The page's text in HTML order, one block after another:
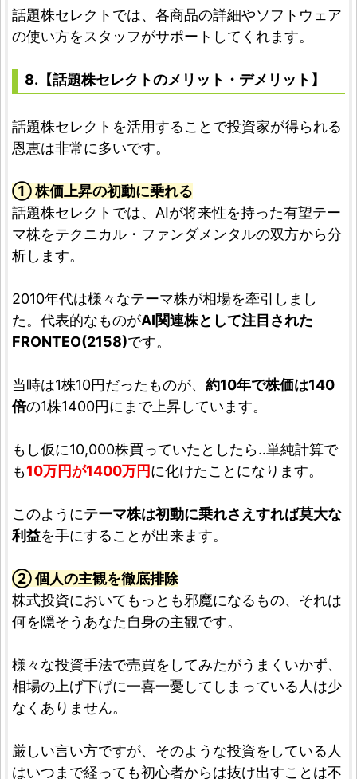
話題株セレクトでは、各商品の詳細やソフトウェア
の使い方をスタッフがサポートしてくれます。
8.【話題株セレクトのメリット・デメリット】
話題株セレクトを活用することで投資家が得られる
恩恵は非常に多いです。
① 株価上昇の初動に乗れる
話題株セレクトでは、AIが将来性を持った有望テー
マ株をテクニカル・ファンダメンタルの双方から分
析します。
2010年代は様々なテーマ株が相場を牽引しまし
た。代表的なものがAI関連株として注目された
FRONTEO(2158)です。
当時は1株10円だったものが、 約10年で株価は140
倍の1株1400円にまで上昇しています。
もし仮に10,000株買っていたとしたら‥単純計算で
も10万円が1400万円に化けたことになります。
このようにテーマ株は初動に乗れさえすれば莫大な
利益を手にすることが出来ます。
② 個人の主観を徹底排除
株式投資においてもっとも邪魔になるもの、それは
何を隠そうあなた自身の主観です。
様々な投資手法で売買をしてみたがうまくいかず、
相場の上げ下げに一喜一憂してしまっている人は少
なくありません。
厳しい言い方ですが、そのような投資をしている人
はいつまで経っても初心者からは抜け出すことは不